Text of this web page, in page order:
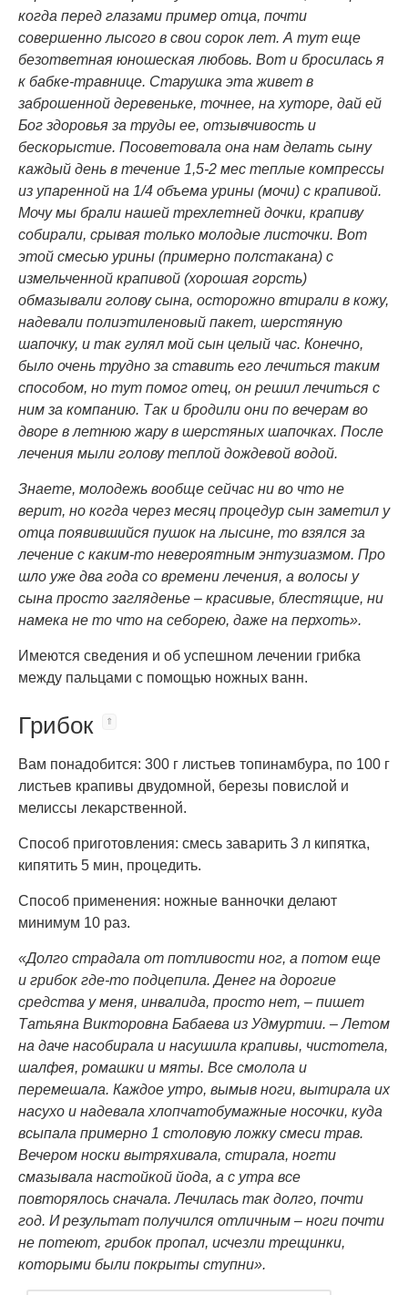
когда перед глазами пример отца, почти
совершенно лысого в свои сорок лет. А тут еще
безответная юношеская любовь. Вот и бросилась я
к бабке-травнице. Старушка эта живет в
заброшенной деревеньке, точнее, на хуторе, дай ей
Бог здоровья за труды ее, отзывчивость и
бескорыстие. Посоветовала она нам делать сыну
каждый день в течение 1,5-2 мес теплые компрессы
из упаренной на 1/4 объема урины (мочи) с крапивой.
Мочу мы брали нашей трехлетней дочки, крапиву
собирали, срывая только молодые листочки. Вот
этой смесью урины (примерно полстакана) с
измельченной крапивой (хорошая горсть)
обмазывали голову сына, осторожно втирали в кожу,
надевали полиэтиленовый пакет, шерстяную
шапочку, и так гулял мой сын целый час. Конечно,
было очень трудно за ставить его лечиться таким
способом, но тут помог отец, он решил лечиться с
ним за компанию. Так и бродили они по вечерам во
дворе в летнюю жару в шерстяных шапочках. После
лечения мыли голову теплой дождевой водой.
Знаете, молодежь вообще сейчас ни во что не
верит, но когда через месяц процедур сын заметил у
отца появившийся пушок на лысине, то взялся за
лечение с каким-то невероятным энтузиазмом. Про
шло уже два года со времени лечения, а волосы у
сына просто загляденье – красивые, блестящие, ни
намека не то что на себорею, даже на перхоть».
Имеются сведения и об успешном лечении грибка
между пальцами с помощью ножных ванн.
Грибок
Вам понадобится: 300 г листьев топинамбура, по 100 г
листьев крапивы двудомной, березы повислой и
мелиссы лекарственной.
Способ приготовления: смесь заварить 3 л кипятка,
кипятить 5 мин, процедить.
Способ применения: ножные ванночки делают
минимум 10 раз.
«Долго страдала от потливости ног, а потом еще
и грибок где-то подцепила. Денег на дорогие
средства у меня, инвалида, просто нет, – пишет
Татьяна Викторовна Бабаева из Удмуртии. – Летом
на даче насобирала и насушила крапивы, чистотела,
шалфея, ромашки и мяты. Все смолола и
перемешала. Каждое утро, вымыв ноги, вытирала их
насухо и надевала хлопчатобумажные носочки, куда
всыпала примерно 1 столовую ложку смеси трав.
Вечером носки вытряхивала, стирала, ногти
смазывала настойкой йода, а с утра все
повторялось сначала. Лечилась так долго, почти
год. И результат получился отличным – ноги почти
не потеют, грибок пропал, исчезли трещинки,
которыми были покрыты ступни».